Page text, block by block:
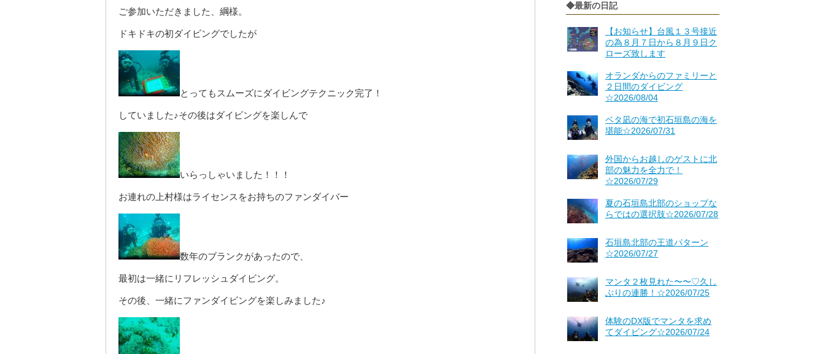
◆最新の日記
【お知らせ】台風１３号接近
の為８月７日から８月９日ク
ローズ致します
オランダからのファミリーと
２日間のダイビング
☆2026/08/04
ベタ凪の海で初石垣島の海を
堪能☆2026/07/31
外国からお越しのゲストに北
部の魅力を全力で！
☆2026/07/29
夏の石垣島北部のショップな
らではの選択肢☆2026/07/28
石垣島北部の王道パターン
☆2026/07/27
マンタ２枚見れた〜〜♡久し
ぶりの連勝！☆2026/07/25
体験のDX版でマンタを求め
てダイビング☆2026/07/24
ご参加いただきました、綱様。
ドキドキの初ダイビングでしたが
とってもスムーズにダイビングテクニック完了！
していました♪その後はダイビングを楽しんで
いらっしゃいました！！！
お連れの上村様はライセンスをお持ちのファンダイバー
数年のブランクがあったので、
最初は一緒にリフレッシュダイビング。
その後、一緒にファンダイビングを楽しみました♪